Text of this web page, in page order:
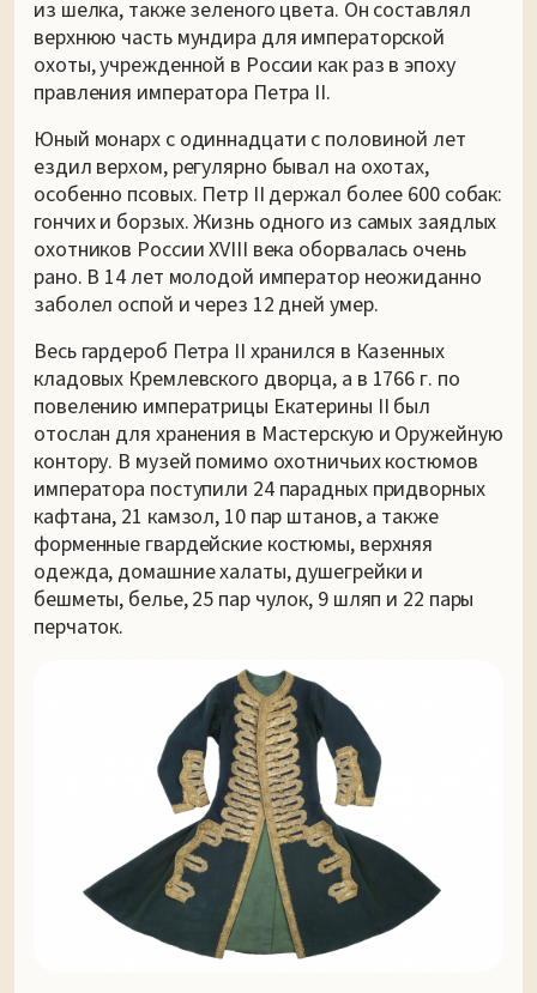
из шелка, также зеленого цвета. Он составлял
верхнюю часть мундира для императорской
охоты, учрежденной в России как раз в эпоху
правления императора Петра II.
Юный монарх с одиннадцати с половиной лет
ездил верхом, регулярно бывал на охотах,
особенно псовых. Петр II держал более 600 собак:
гончих и борзых. Жизнь одного из самых заядлых
охотников России XVIII века оборвалась очень
рано. В 14 лет молодой император неожиданно
заболел оспой и через 12 дней умер.
Весь гардероб Петра II хранился в Казенных
кладовых Кремлевского дворца, а в 1766 г. по
повелению императрицы Екатерины II был
отослан для хранения в Мастерскую и Оружейную
контору. В музей помимо охотничьих костюмов
императора поступили 24 парадных придворных
кафтана, 21 камзол, 10 пар штанов, а также
форменные гвардейские костюмы, верхняя
одежда, домашние халаты, душегрейки и
бешметы, белье, 25 пар чулок, 9 шляп и 22 пары
перчаток.